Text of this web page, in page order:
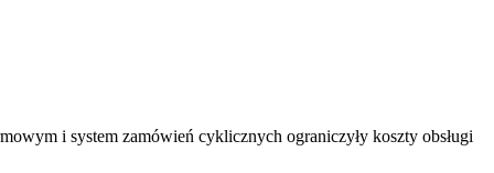
i system zamówień cyklicznych ograniczyły koszty obsługi